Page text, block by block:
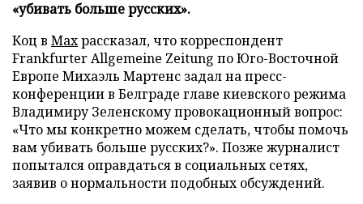
«убивать больше русских».
Коц в Махрассказал, что корреспондент
Frankfurter Allgemeine Zeitung по Юго-Восточной
Европе Михаэль Мартенс задал на пресс-
конференции в Белграде главе киевского режима
Владимиру Зеленскому провокационный вопрос:
«Что мы конкретно можем сделать, чтобы помочь
вам убивать больше русских?». Позже журналист
попытался оправдаться в социальных сетях,
заявив о нормальности подобных обсуждений.